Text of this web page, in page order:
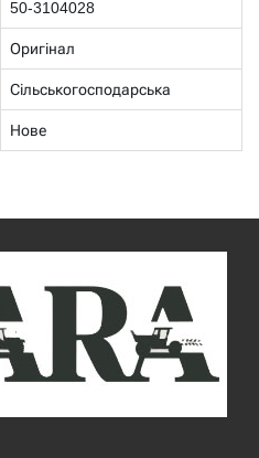
50-3104028
Оригінал
Сільськогосподарська
Нове